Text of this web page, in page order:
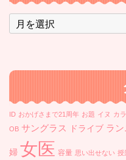
ア
ー
ブ
ID おかげさまで21周年 お題 イヌ カ
OB サングラス ドライブ ラ
婦 女医 容量 思い出せない 授